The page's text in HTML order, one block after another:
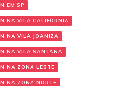
EM SP
NA VILA CALIFÓRNIA
NA VILA JOANIZA
NA VILA SANTANA
NA ZONA LESTE
NA ZONA NORTE